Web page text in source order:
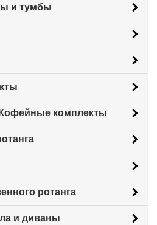
и тумбы
комплекты
ротанга
и диваны